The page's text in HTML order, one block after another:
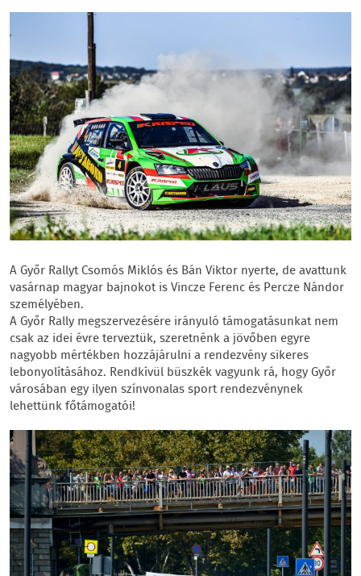
A Győr Rallyt Csomós Miklós és Bán Viktor nyerte, de avattunk
vasárnap magyar bajnokot is Vincze Ferenc és Percze Nándor
személyében.
A Győr Rally megszervezésére irányuló támogatásunkat nem
csak az idei évre terveztük, szeretnénk a jövőben egyre
nagyobb mértékben hozzájárulni a rendezvény sikeres
lebonyolításához. Rendkívül büszkék vagyunk rá, hogy Győr
városában egy ilyen színvonalas sport rendezvénynek
lehettünk főtámogatói!